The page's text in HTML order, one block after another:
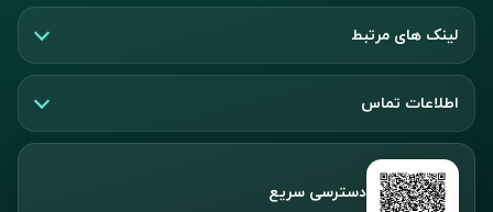
لینک های مرتبط
اطلاعات تماس
دسترسی سریع